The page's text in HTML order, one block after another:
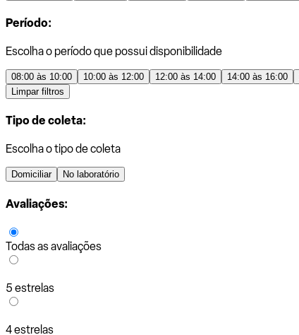
Período:
Escolha o período que possui disponibilidade
08:00 às 10:00 10:00 às 12:00 12:00 às 14:00 14:00 às 16:00
Limpar filtros
Tipo de coleta:
Escolha o tipo de coleta
Domiciliar No laboratório
Avaliações:
Todas as avaliações
5 estrelas
4 estrelas